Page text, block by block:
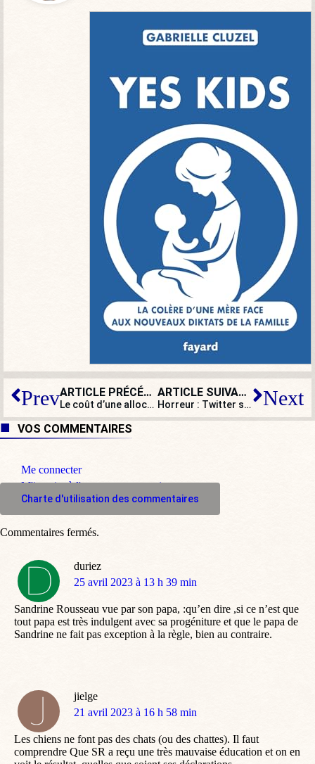
Prev ARTICLE PRÉCÉDENT
Le coût d’une allocution !
ARTICLE SUIVANT
Horreur : Twitter signale désormais les médias financés sur fonds publics ! Next
VOS COMMENTAIRES
Me connecter
M'inscrire à l'espace commentaire
Charte d'utilisation des commentaires
duriez
dit
25 avril 2023 à 13 h 39 min
Sandrine Rousseau vue par son papa, :qu’en dire ,si ce n’est que
tout papa est très indulgent avec sa progéniture et que le papa de
Sandrine ne fait pas exception à la règle, bien au contraire.
jielge
dit
21 avril 2023 à 16 h 58 min
Les chiens ne font pas des chats (ou des chattes). Il faut
comprendre Que SR a reçu une très mauvaise éducation et on en
Commentaires fermés.